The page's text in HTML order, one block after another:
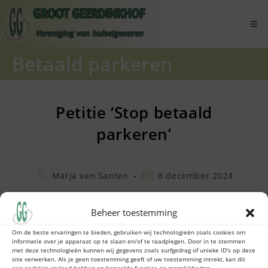
Beheer toestemming
Om de beste ervaringen te bieden, gebruiken wij technologieën zoals cookies om
informatie over je apparaat op te slaan en/of te raadplegen. Door in te stemmen
met deze technologieën kunnen wij gegevens zoals surfgedrag of unieke ID's op deze
site verwerken. Als je geen toestemming geeft of uw toestemming intrekt, kan dit
naar
inhoud
Betaald parkeren
Petitie ‘Stop betaald
parkeren’
BerichtMarja van Santen
Bericht8 december 2024
gemeente wordt opgeroepen om het besluit over
betaald parkeren in Amsterdam Zuidoost, dat op 8